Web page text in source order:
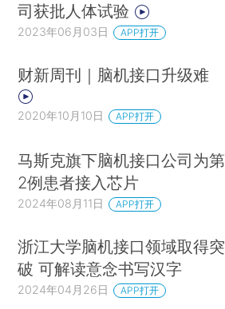
司获批人体试验
2023年06月03日 APP打开
财新周刊｜脑机接口升级难
2020年10月10日 APP打开
马斯克旗下脑机接口公司为第
2例患者接入芯片
2024年08月11日 APP打开
浙江大学脑机接口领域取得突
破 可解读意念书写汉字
2024年04月26日 APP打开